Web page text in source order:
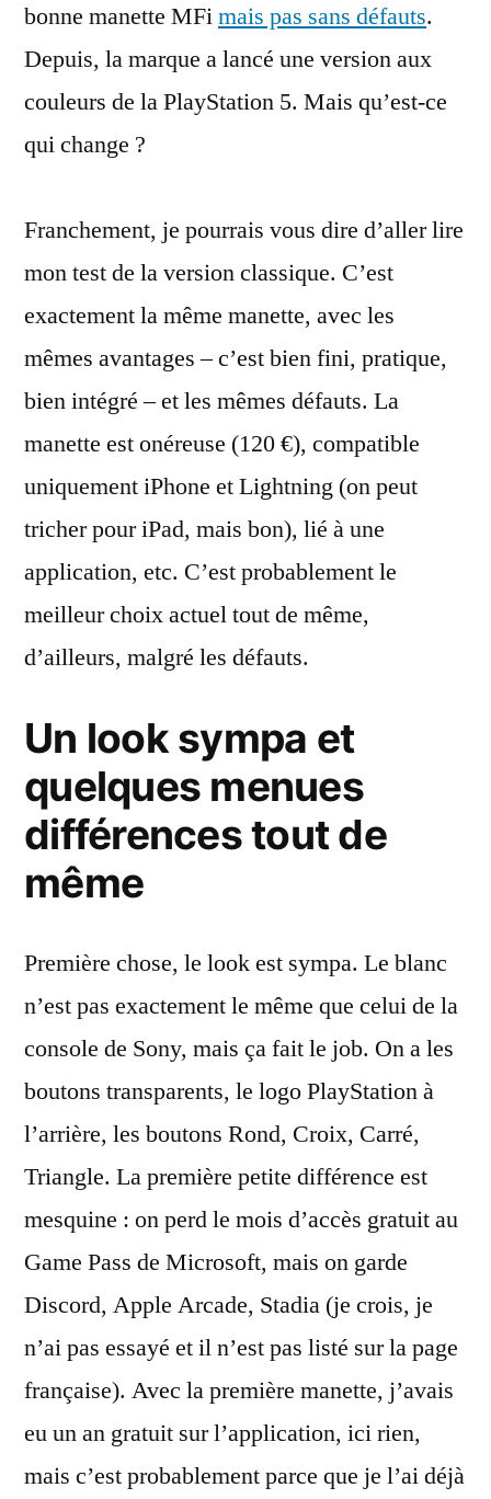
One
PlayStation
la
mieux)
bonne manette MFimais pas sans défauts.
Depuis, la marque a lancé une version aux
couleurs de la PlayStation 5. Mais qu’est-ce
qui change ?
Franchement, je pourrais vous dire d’aller lire
mon test de la version classique. C’est
exactement la même manette, avec les
mêmes avantages – c’est bien fini, pratique,
bien intégré – et les mêmes défauts. La
manette est onéreuse (120 €), compatible
uniquement iPhone et Lightning (on peut
tricher pour iPad, mais bon), lié à une
application, etc. C’est probablement le
meilleur choix actuel tout de même,
d’ailleurs, malgré les défauts.
Un look sympa et
quelques menues
différences tout de
même
Première chose, le look est sympa. Le blanc
n’est pas exactement le même que celui de la
console de Sony, mais ça fait le job. On a les
boutons transparents, le logo PlayStation à
l’arrière, les boutons Rond, Croix, Carré,
Triangle. La première petite différence est
mesquine : on perd le mois d’accès gratuit au
Game Pass de Microsoft, mais on garde
Discord, Apple Arcade, Stadia (je crois, je
n’ai pas essayé et il n’est pas listé sur la page
française). Avec la première manette, j’avais
eu un an gratuit sur l’application, ici rien,
mais c’est probablement parce que je l’ai déjà